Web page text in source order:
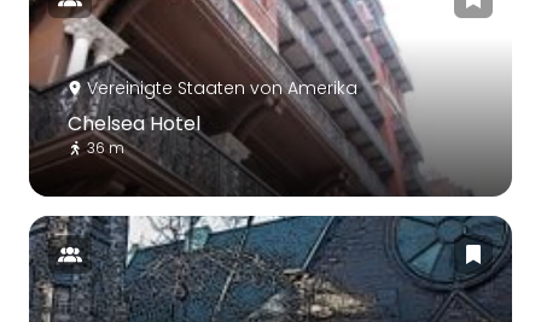
Vereinigte Staaten von Amerika
Chelsea Hotel
36 m